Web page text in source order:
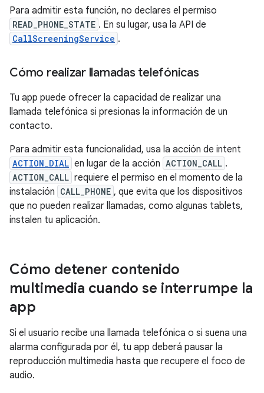
Para admitir esta función, no declares el permiso
READ_PHONE_STATE . En su lugar, usa la API de
CallScreeningService .
Cómo realizar llamadas telefónicas
Tu app puede ofrecer la capacidad de realizar una
llamada telefónica si presionas la información de un
contacto.
Para admitir esta funcionalidad, usa la acción de intent
ACTION_DIAL en lugar de la acción ACTION_CALL .
ACTION_CALL requiere el permiso en el momento de la
instalación CALL_PHONE , que evita que los dispositivos
que no pueden realizar llamadas, como algunas tablets,
instalen tu aplicación.
Cómo detener contenido
multimedia cuando se interrumpe la
app
Si el usuario recibe una llamada telefónica o si suena una
alarma configurada por él, tu app deberá pausar la
reproducción multimedia hasta que recupere el foco de
audio.